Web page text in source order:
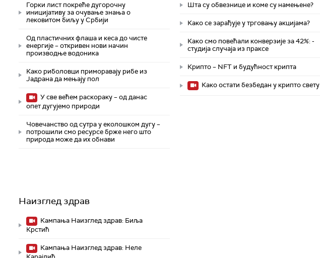
Горки лист покреће дугорочну
иницијативу за очување знања о
лековитом биљу у Србији
Од пластичних флаша и кеса до чисте
енергије – откривен нови начин
производње водоника
Како риболовци приморавају рибе из
Јадрана да мењају пол
У све већем раскораку – од данас
опет дугујемо природи
Човечанство од сутра у еколошком дугу –
потрошили смо ресурсе брже него што
природа може да их обнави
Шта су обвезнице и коме су намењене?
Како се зарађује у трговању акцијама?
Како смо повећали конверзије за 42%: -
студија случаја из праксе
Крипто – NFT и будућност крипта
Како остати безбедан у крипто свету
Наизглед здрав
Кампања Наизглед здрав: Биља
Крстић
Кампања Наизглед здрав: Неле